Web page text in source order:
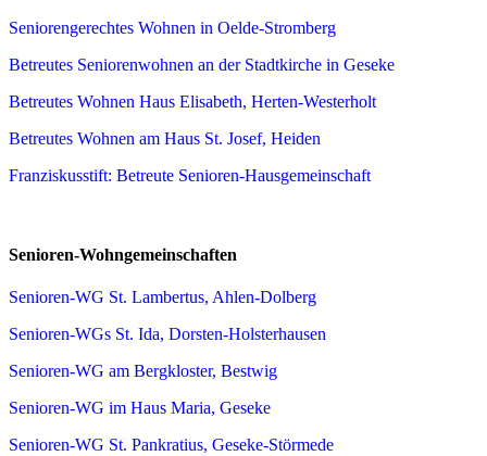
Seniorengerechtes Wohnen in Oelde-Stromberg
Betreutes Seniorenwohnen an der Stadtkirche in Geseke
Betreutes Wohnen Haus Elisabeth, Herten-Westerholt
Betreutes Wohnen am Haus St. Josef, Heiden
Franziskusstift: Betreute Senioren-Hausgemeinschaft
Senioren-Wohngemeinschaften
Senioren-WG St. Lambertus, Ahlen-Dolberg
Senioren-WGs St. Ida, Dorsten-Holsterhausen
Senioren-WG am Bergkloster, Bestwig
Senioren-WG im Haus Maria, Geseke
Senioren-WG St. Pankratius, Geseke-Störmede